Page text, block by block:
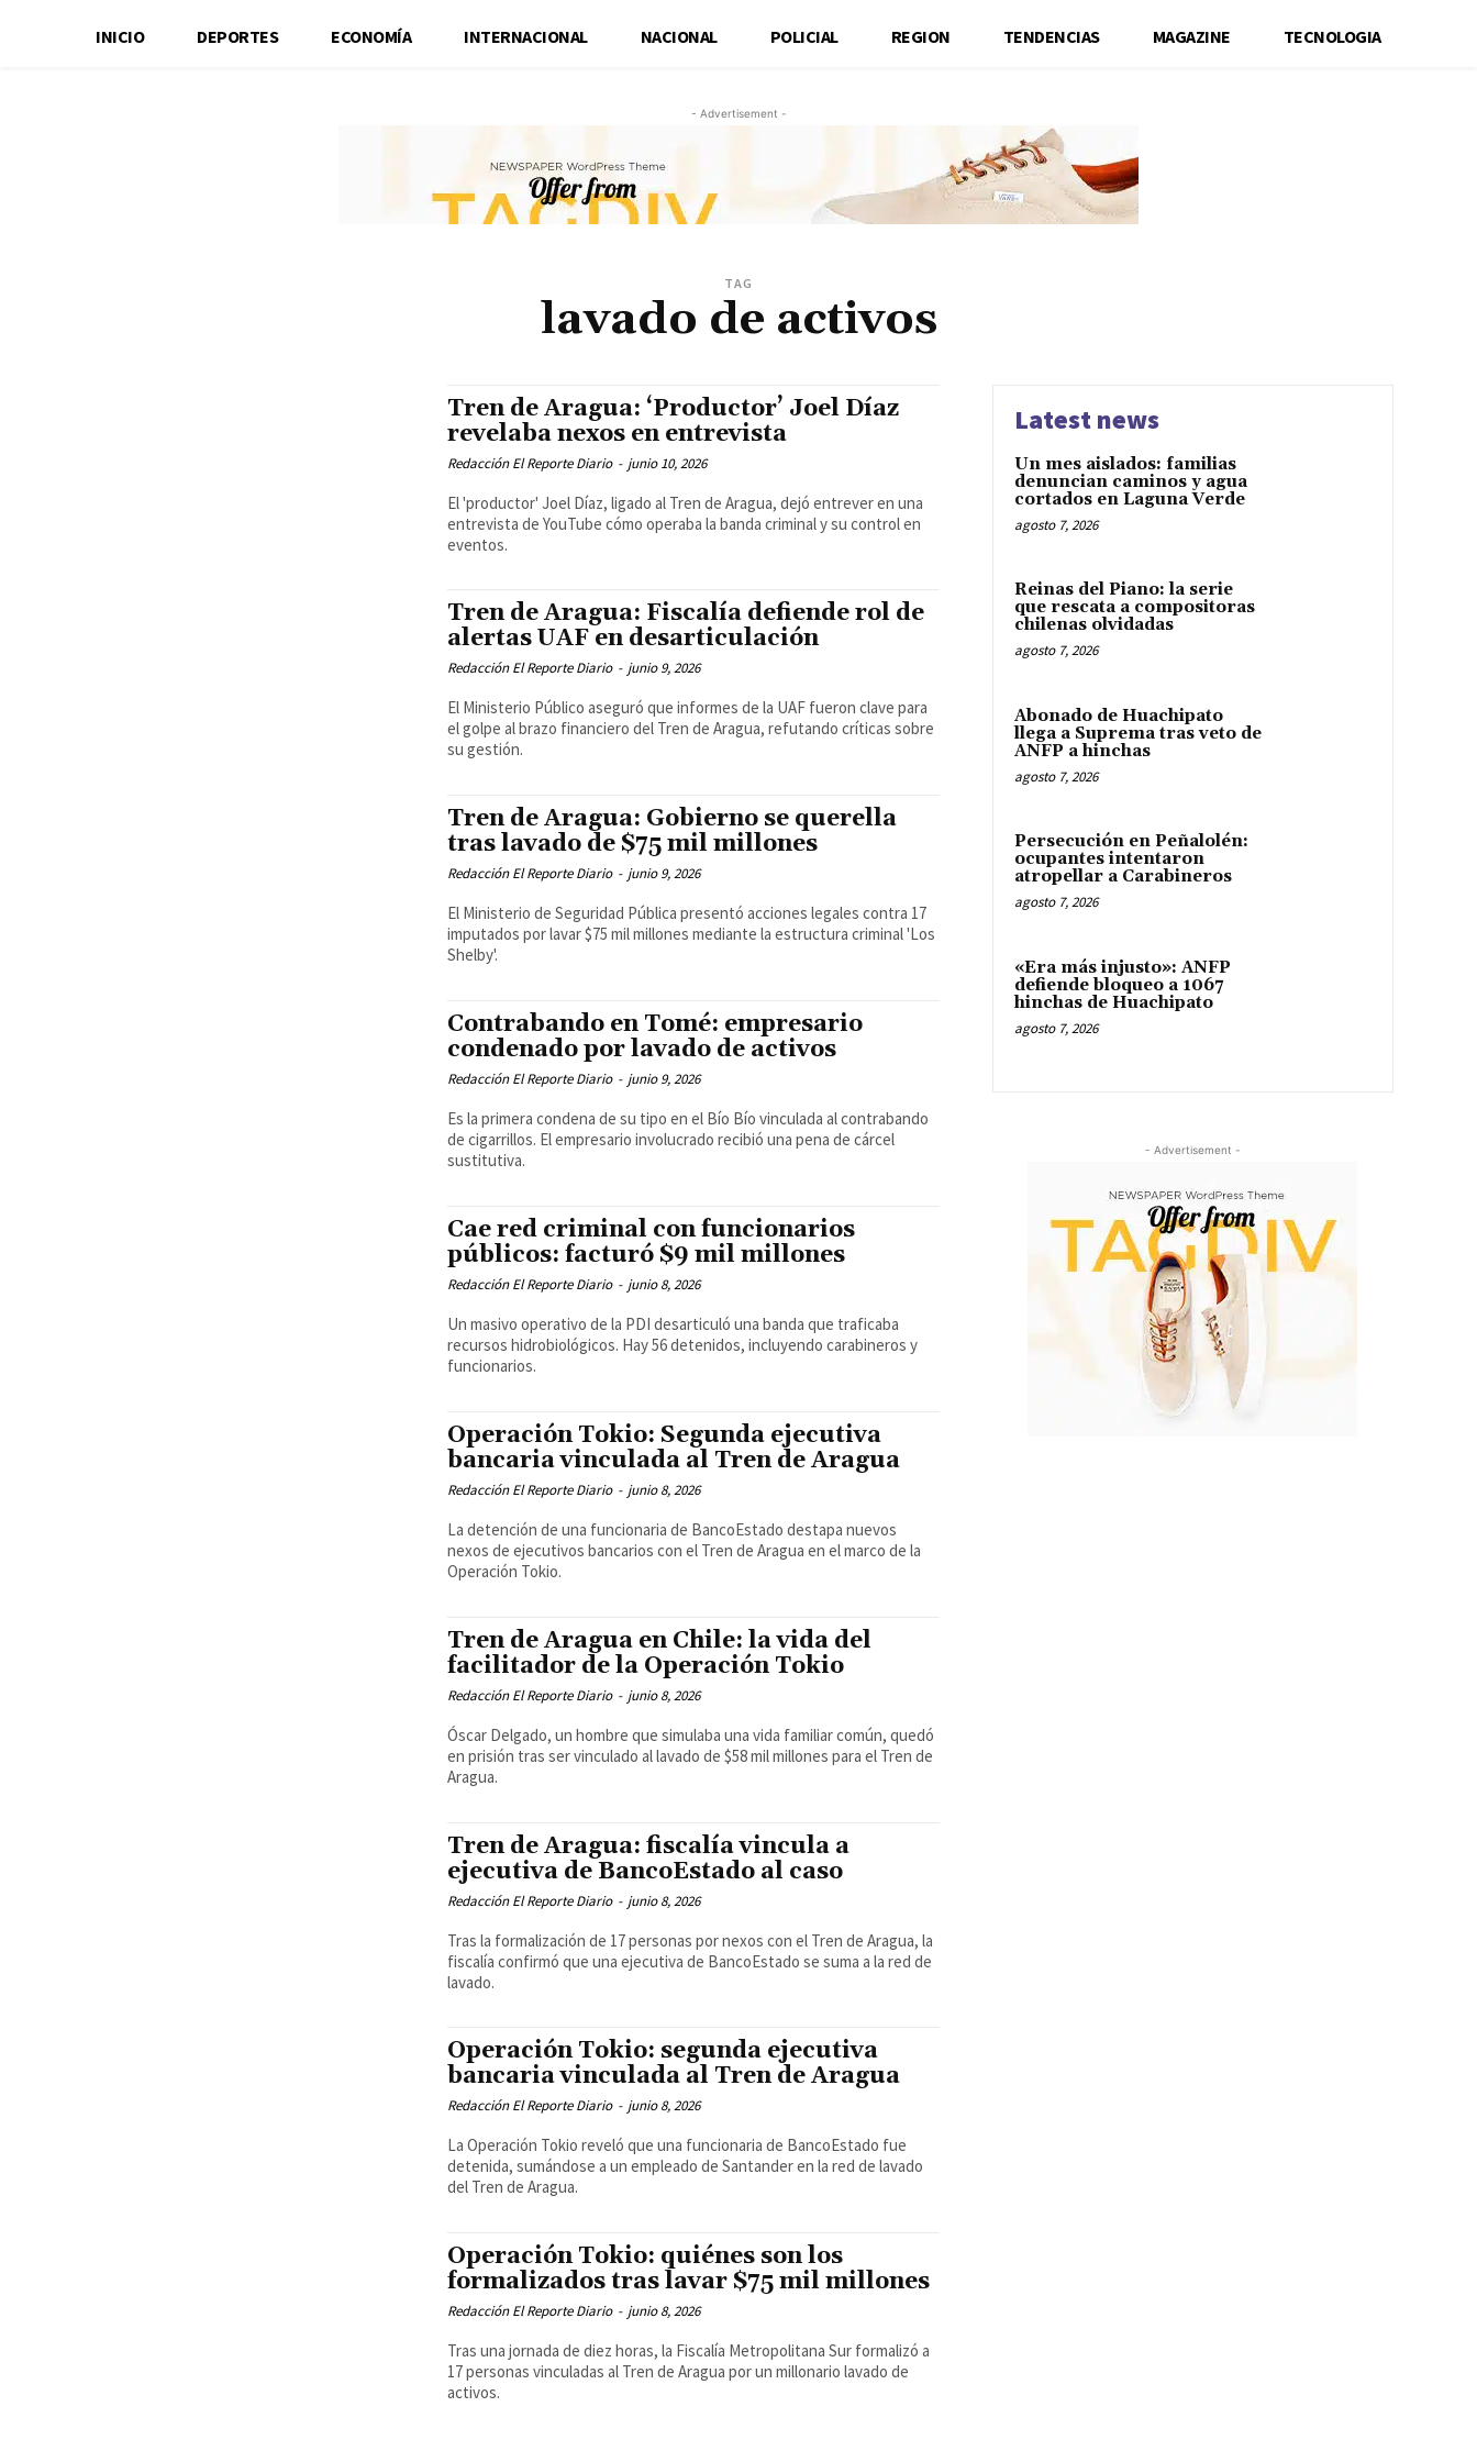
INICIO DEPORTES ECONOMÍA INTERNACIONAL NACIONAL POLICIAL REGION TENDENCIAS MAGAZINE TECNOLOGIA
- Advertisement -
TAG
lavado de activos
Tren de Aragua: ‘Productor’ Joel Díaz
revelaba nexos en entrevista
Redacción El Reporte Diario - junio 10, 2026
El 'productor' Joel Díaz, ligado al Tren de Aragua, dejó entrever en una
entrevista de YouTube cómo operaba la banda criminal y su control en
eventos.
Tren de Aragua: Fiscalía defiende rol de
alertas UAF en desarticulación
Redacción El Reporte Diario - junio 9, 2026
El Ministerio Público aseguró que informes de la UAF fueron clave para
el golpe al brazo financiero del Tren de Aragua, refutando críticas sobre
su gestión.
Tren de Aragua: Gobierno se querella
tras lavado de $75 mil millones
Redacción El Reporte Diario - junio 9, 2026
El Ministerio de Seguridad Pública presentó acciones legales contra 17
imputados por lavar $75 mil millones mediante la estructura criminal 'Los
Shelby'.
Contrabando en Tomé: empresario
condenado por lavado de activos
Redacción El Reporte Diario - junio 9, 2026
Es la primera condena de su tipo en el Bío Bío vinculada al contrabando
de cigarrillos. El empresario involucrado recibió una pena de cárcel
sustitutiva.
Cae red criminal con funcionarios
públicos: facturó $9 mil millones
Redacción El Reporte Diario - junio 8, 2026
Un masivo operativo de la PDI desarticuló una banda que traficaba
recursos hidrobiológicos. Hay 56 detenidos, incluyendo carabineros y
funcionarios.
Operación Tokio: Segunda ejecutiva
bancaria vinculada al Tren de Aragua
Redacción El Reporte Diario - junio 8, 2026
La detención de una funcionaria de BancoEstado destapa nuevos
nexos de ejecutivos bancarios con el Tren de Aragua en el marco de la
Operación Tokio.
Tren de Aragua en Chile: la vida del
facilitador de la Operación Tokio
Redacción El Reporte Diario - junio 8, 2026
Óscar Delgado, un hombre que simulaba una vida familiar común, quedó
en prisión tras ser vinculado al lavado de $58 mil millones para el Tren de
Aragua.
Tren de Aragua: fiscalía vincula a
ejecutiva de BancoEstado al caso
Redacción El Reporte Diario - junio 8, 2026
Tras la formalización de 17 personas por nexos con el Tren de Aragua, la
fiscalía confirmó que una ejecutiva de BancoEstado se suma a la red de
lavado.
Operación Tokio: segunda ejecutiva
bancaria vinculada al Tren de Aragua
Redacción El Reporte Diario - junio 8, 2026
La Operación Tokio reveló que una funcionaria de BancoEstado fue
detenida, sumándose a un empleado de Santander en la red de lavado
del Tren de Aragua.
Operación Tokio: quiénes son los
formalizados tras lavar $75 mil millones
Redacción El Reporte Diario - junio 8, 2026
Tras una jornada de diez horas, la Fiscalía Metropolitana Sur formalizó a
17 personas vinculadas al Tren de Aragua por un millonario lavado de
activos.
Latest news
Un mes aislados: familias
denuncian caminos y agua
cortados en Laguna Verde
agosto 7, 2026
Reinas del Piano: la serie
que rescata a compositoras
chilenas olvidadas
agosto 7, 2026
Abonado de Huachipato
llega a Suprema tras veto de
ANFP a hinchas
agosto 7, 2026
Persecución en Peñalolén:
ocupantes intentaron
atropellar a Carabineros
agosto 7, 2026
«Era más injusto»: ANFP
defiende bloqueo a 1067
hinchas de Huachipato
agosto 7, 2026
- Advertisement -